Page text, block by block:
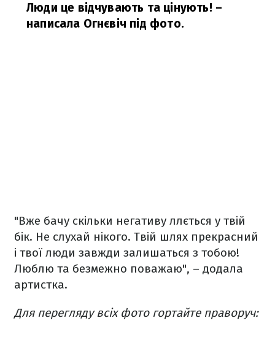
Люди це відчувають та цінують!–
написала Огнєвіч під фото.
"Вже бачу скільки негативу ллється у твій
бік. Не слухай нікого. Твій шлях прекрасний
і твої люди завжди залишаться з тобою!
Люблю та безмежно поважаю", – додала
артистка.
Для перегляду всіх фото гортайте праворуч: